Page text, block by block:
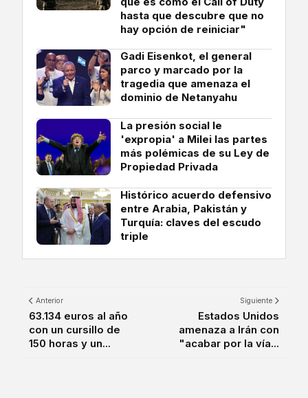
hasta que descubre que no
hay opción de reiniciar"
Gadi Eisenkot, el general
parco y marcado por la
tragedia que amenaza el
dominio de Netanyahu
La presión social le
'expropia' a Milei las partes
más polémicas de su Ley de
Propiedad Privada
Histórico acuerdo defensivo
entre Arabia, Pakistán y
Turquía: claves del escudo
triple
Anterior
63.134 euros al año
con un cursillo de
150 horas y un...
Siguiente
Estados Unidos
amenaza a Irán con
"acabar por la vía...